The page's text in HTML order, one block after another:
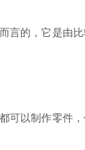
言的，它是由比
可以制作零件